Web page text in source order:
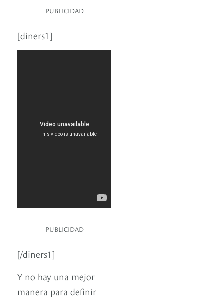
PUBLICIDAD
[diners1]
PUBLICIDAD
[/diners1]
Y no hay una mejor
manera para definir